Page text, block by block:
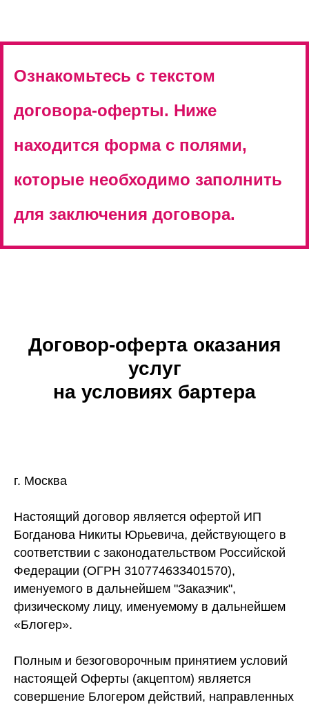
Ознакомьтесь с текстом
договора-оферты. Ниже
находится форма с полями,
которые необходимо заполнить
для заключения договора.
Договор-оферта оказания
услуг
на условиях бартера
г. Москва
Настоящий договор является офертой ИП
Богданова Никиты Юрьевича, действующего в
соответствии с законодательством Российской
Федерации (ОГРН 310774633401570),
именуемого в дальнейшем "Заказчик",
физическому лицу, именуемому в дальнейшем
«Блогер».
Полным и безоговорочным принятием условий
настоящей Оферты (акцептом) является
совершение Блогером действий, направленных